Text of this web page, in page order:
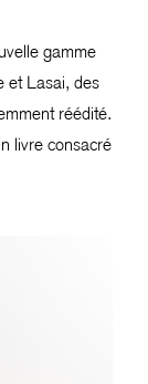
gamme
et Lasai, des
réédité.
livre consacré